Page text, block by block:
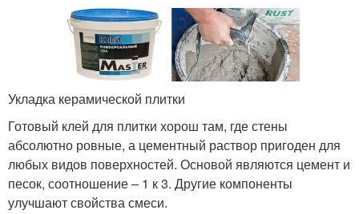
Укладка керамической плитки
Готовый клей для плитки хорош там, где стены
абсолютно ровные, а цементный раствор пригоден для
любых видов поверхностей. Основой являются цемент и
песок, соотношение – 1 к 3. Другие компоненты
улучшают свойства смеси.